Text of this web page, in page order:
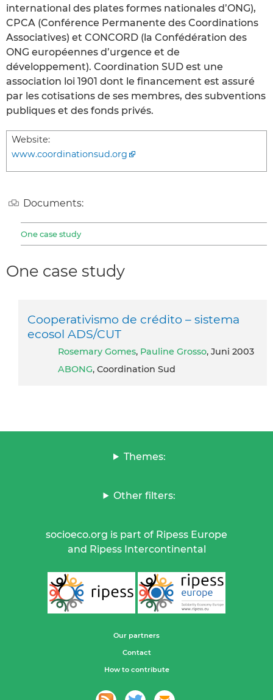
international des plates formes nationales d’ONG),
CPCA (Conférence Permanente des Coordinations
Associatives) et CONCORD (la Confédération des
ONG européennes d’urgence et de
développement). Coordination SUD est une
association loi 1901 dont le financement est assuré
par les cotisations de ses membres, des subventions
publiques et des fonds privés.
Website:
www.coordinationsud.org
Documents:
One case study
One case study
Cooperativismo de crédito – sistema
ecosol ADS/CUT
Rosemary Gomes, Pauline Grosso, Juni 2003
ABONG, Coordination Sud
Themes:
Other filters:
socioeco.org is part of Ripess Europe
and Ripess Intercontinental
Our partners
Contact
How to contribute